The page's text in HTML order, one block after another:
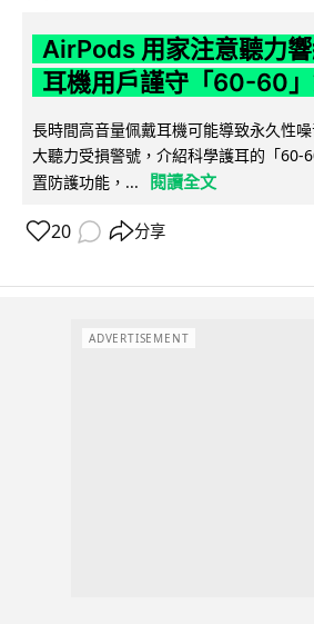
AirPods 用家注意聽力
耳機用戶謹守「60-60
長時間高音量佩戴耳機可能導致永久性
大聽力受損警號，介紹科學護耳的「60-
置防護功能，...
閱讀全文
20 分享
ADVERTISEMENT